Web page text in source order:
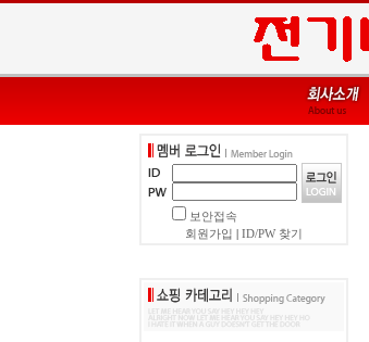
보안접속
회원가입
ID/PW 찾기